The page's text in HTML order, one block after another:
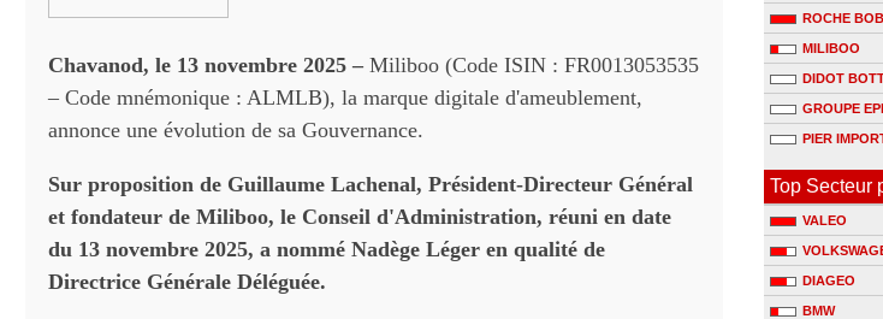
Chavanod, le 13 novembre 2025 – Miliboo (Code ISIN : FR0013053535
– Code mnémonique : ALMLB), la marque digitale d'ameublement,
annonce une évolution de sa Gouvernance.
Sur proposition de Guillaume Lachenal, Président-Directeur Général
et fondateur de Miliboo, le Conseil d'Administration, réuni en date
du 13 novembre 2025, a nommé Nadège Léger en qualité de
Directrice Générale Déléguée.
ROCHE
MILIBOO
DIDOT
GROUPE EPI
PIER
Top Secteur
VALEO
DIAGEO
BMW